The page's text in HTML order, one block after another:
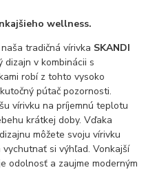
wellness.
tradičná vírivka SKANDI
dizajn v kombinácii s
robí z tohto vysoko
pútač pozornosti.
vírivku na príjemnú teplotu
krátkej doby. Vďaka
môžete svoju vírivku
si výhľad. Vonkajší
odolnosť a zaujme moderným